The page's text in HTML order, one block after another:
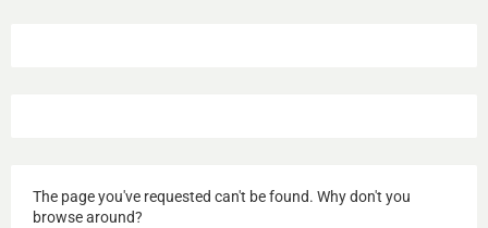
The page you've requested can't be found. Why don't you
browse around?